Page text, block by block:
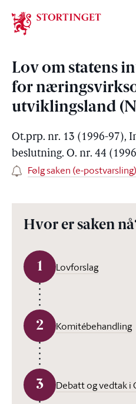
Stortinget.no
Lov om statens
for
utviklingsland
Ot.prp. nr. 13 (1996-97),
beslutning. O. nr. 44
Følg saken (e-postvarsling)
Hvor er saken
1 Lovforslag
2 Komitébehandling
3 Debatt og vedtak i